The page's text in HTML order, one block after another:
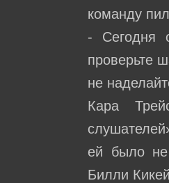
команду
- Сегодня
проверьте
не
Кара
ей было не
Билли